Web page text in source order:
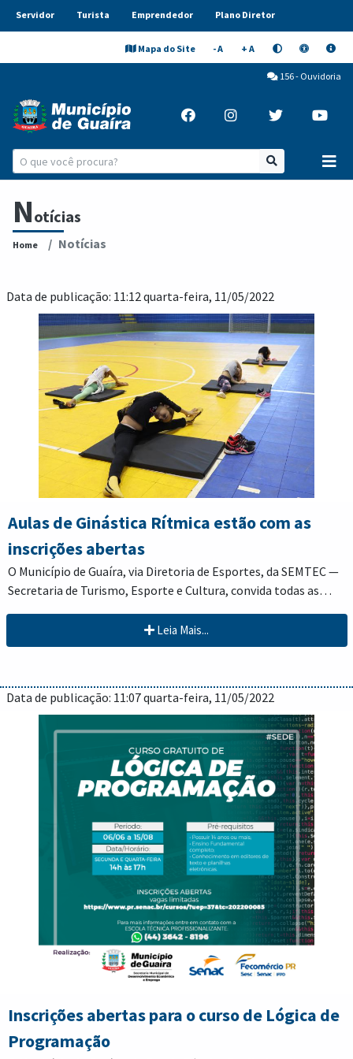
Servidor Turista Emprendedor Plano Diretor
Mapa do Site - A + A
156 - Ouvidoria
Notícias
Home Notícias
Data de publicação: 11:12 quarta-feira, 11/05/2022
Aulas de Ginástica Rítmica estão com as
inscrições abertas
O Município de Guaíra, via Diretoria de Esportes, da SEMTEC —
Secretaria de Turismo, Esporte e Cultura, convida todas as
aulas gratuitas de GINÁSTICA RÍTMICA categoria feminino.
As aulas ocorrem no Ginásio de Esportes Professor Robinson
Reis, todas as quartas e sextas-feiras. As crianças e
4 destinadas às adolescentes entre 11 e 17 anos. Confira a
seguir a programação completa:
Turma 2 (manhã) — 11h às 11h50m;
Turma 3 (tarde) — 13h30m às 14h30m;
Turma 4 (tarde) — 14h30m às 15h30m.
“Este é mais um dos grandes projetos esportivos gratuitos
oferecidos à população guairense. Para se inscrever, basta
comparecer na Diretoria de Esportes, anexo ao Ginásio de
Esportes Professor Robinson Reis, ou entrar em contato com
o número (44) 3642–1065, que também é WhatsApp”, enfatiza
o secretário de Turismo, Esporte e Cultura, Marcelo Ronnie.
Leia Mais...
Data de publicação: 11:07 quarta-feira, 11/05/2022
Inscrições abertas para o curso de Lógica de
Programação